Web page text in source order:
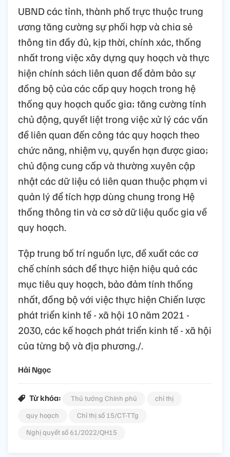
UBND các tỉnh, thành phố trực thuộc trung
ương tăng cường sự phối hợp và chia sẻ
thông tin đầy đủ, kịp thời, chính xác, thống
nhất trong việc xây dựng quy hoạch và thực
hiện chính sách liên quan để đảm bảo sự
đồng bộ của các cấp quy hoạch trong hệ
thống quy hoạch quốc gia; tăng cường tính
chủ động, quyết liệt trong việc xử lý các vấn
đề liên quan đến công tác quy hoạch theo
chức năng, nhiệm vụ, quyền hạn được giao;
chủ động cung cấp và thường xuyên cập
nhật các dữ liệu có liên quan thuộc phạm vi
quản lý để tích hợp dùng chung trong Hệ
thống thông tin và cơ sở dữ liệu quốc gia về
quy hoạch.
Tập trung bố trí nguồn lực, đề xuất các cơ
chế chính sách để thực hiện hiệu quả các
mục tiêu quy hoạch, bảo đảm tính thống
nhất, đồng bộ với việc thực hiện Chiến lược
phát triển kinh tế - xã hội 10 năm 2021 -
2030, các kế hoạch phát triển kinh tế - xã hội
của từng bộ và địa phương./.
Hải Ngọc
Từ khóa: Thủ tướng Chính phủ
chỉ thị
quy hoạch
Chỉ thị số 15/CT-TTg
Nghị quyết số 61/2022/QH15